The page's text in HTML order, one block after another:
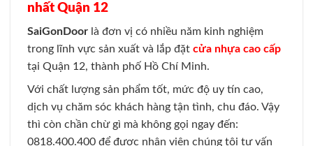
nhất Quận 12
SaiGonDoor là đơn vị có nhiều năm kinh nghiệm
trong lĩnh vực sản xuất và lắp đặt cửa nhựa cao cấp
tại Quận 12, thành phố Hồ Chí Minh.
Với chất lượng sản phẩm tốt, mức độ uy tín cao,
dịch vụ chăm sóc khách hàng tận tình, chu đáo. Vậy
thì còn chần chừ gì mà không gọi ngay đến:
0818.400.400 để được nhân viên chúng tôi tư vấn